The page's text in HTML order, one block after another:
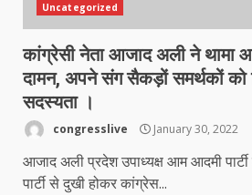
Uncategorized
कांग्रेसी नेता आजाद अली ने थामा
दामन, अपने संग सैकड़ों समर्थकों को
सदस्यता ।
congresslive January 30, 2022
आजाद अली प्रदेश उपाध्यक्ष आम आदमी
पार्टी से दुखी होकर कांग्रेस...